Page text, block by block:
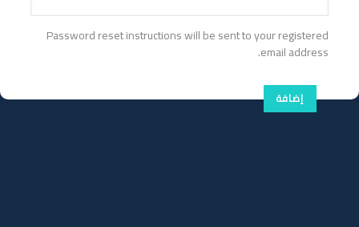
Password reset instructions will be sent to your registered
email address.